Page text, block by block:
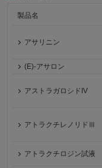
製品名
アサリニン
(E)-アサロン
アストラガロシドIV
アトラクチレノリドⅢ
アトラクチロジン試液